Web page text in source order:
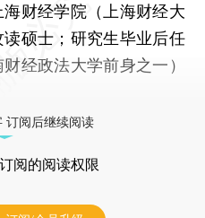
财经学院（上海财经大
硕士；研究生毕业后任
经政法大学前身之一）
订阅后继续阅读
阅的阅读权限